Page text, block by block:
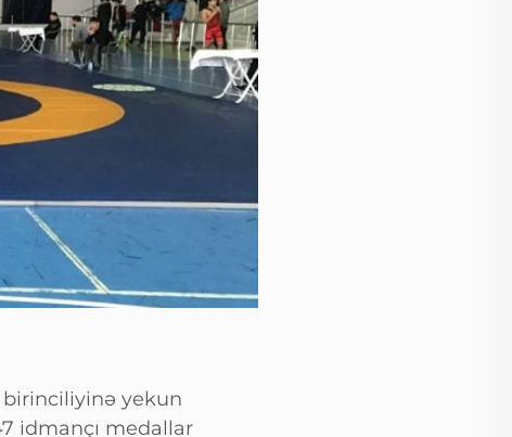
birinciliyinə yekun
idmançı medallar